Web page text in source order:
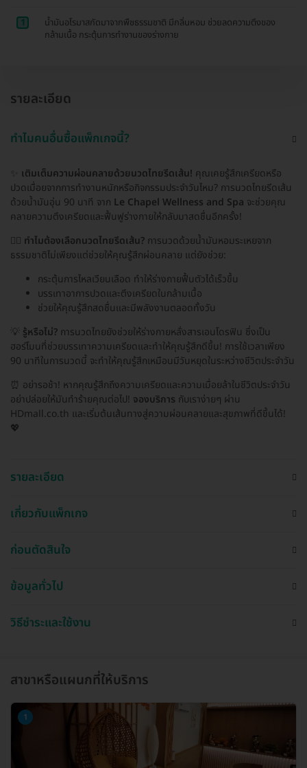
1
น้ำมันอโรมาสกัดมาจากพืชธรรมชาติ มีกลิ่นหอม ช่วยลดความตึงของ
กล้ามเนื้อ กระตุ้นการทำงานของร่างกาย
รายละเอียด
ทำไมคนอื่นซื้อแพ็กเกจนี้?
เติมเต็มความผ่อนคลายด้วยนวดไทยรีดเส้น! คุณเคยรู้สึกเครียดหรือ
ปวดเมื่อยจากการทำงานหนักหรือกิจกรรมประจำวันไหม? การนวดไทยรีดเส้น
ด้วยน้ำมันอุ่น 90 นาที จาก Le Chapel Wellness and Spa จะช่วยคุณ
คลายความตึงเครียดและฟื้นฟูร่างกายให้กลับมาสดชื่นอีกครั้ง!
🧘‍♀️ ทำไมต้องเลือกนวดไทยรีดเส้น? การนวดด้วยน้ำมันหอมระเหยจาก
ธรรมชาติไม่เพียงแต่ช่วยให้คุณรู้สึกผ่อนคลาย แต่ยังช่วย:
กระตุ้นการไหลเวียนเลือด ทำให้ร่างกายฟื้นตัวได้เร็วขึ้น
บรรเทาอาการปวดและตึงเครียดในกล้ามเนื้อ
ช่วยให้คุณรู้สึกสดชื่นและมีพลังงานตลอดทั้งวัน
💡 รู้หรือไม่? การนวดไทยยังช่วยให้ร่างกายหลั่งสารเอนโดรฟิน ซึ่งเป็น
ฮอร์โมนที่ช่วยบรรเทาความเครียดและทำให้คุณรู้สึกดีขึ้น! การใช้เวลาเพียง
90 นาทีในการนวดนี้ จะทำให้คุณรู้สึกเหมือนมีวันหยุดในระหว่างชีวิตประจำวัน
⏰ อย่ารอช้า! หากคุณรู้สึกถึงความเครียดและความเมื่อยล้าในชีวิตประจำวัน
อย่าปล่อยให้มันทำร้ายคุณต่อไป! จองบริการ กับเราง่ายๆ ผ่าน
HDmall.co.th และเริ่มต้นเส้นทางสู่ความผ่อนคลายและสุขภาพที่ดีขึ้นได้!
💖
รายละเอียด
เกี่ยวกับแพ็กเกจ
ก่อนตัดสินใจ
ข้อมูลทั่วไป
วิธีชำระและใช้งาน
สาขาหรือแผนกที่ให้บริการ
1